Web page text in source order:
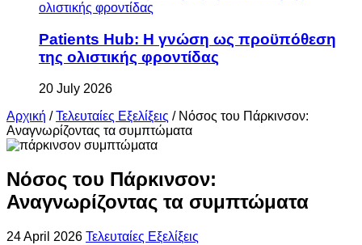
Patients Hub: Η γνώση ως προϋπόθεση
της ολιστικής φροντίδας
20 July 2026
Αρχική / Τελευταίες Εξελίξεις / Νόσος του Πάρκινσον:
Αναγνωρίζοντας τα συμπτώματα
Νόσος του Πάρκινσον:
Αναγνωρίζοντας τα συμπτώματα
24 April 2026 Τελευταίες Εξελίξεις